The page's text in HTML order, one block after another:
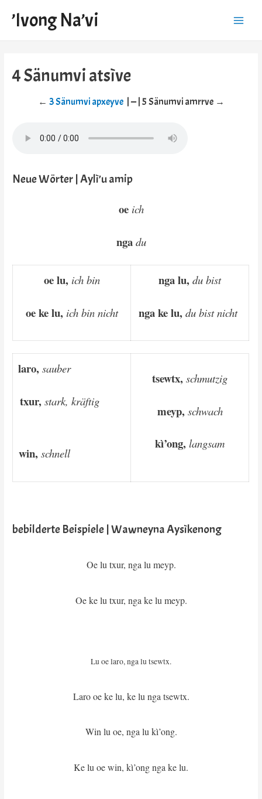
’Ivong Na’vi
4 Sänumvi atsìve
← 3 Sänumvi apxeyve| — | 5 Sänumvi amrrve →
Neue Wörter | Aylì’u amip
oe ich
nga du
oe lu, ich bin
oe ke lu, ich bin nicht
nga lu, du bist
nga ke lu, du bist nicht
laro, sauber
txur, stark, kräftig
win, schnell
tsewtx, schmutzig
meyp, schwach
kì’ong, langsam
bebilderte Beispiele | Wawneyna Aysìkenong
Oe lu txur, nga lu meyp.
Oe ke lu txur, nga ke lu meyp.
Lu oe laro, nga lu tsewtx.
Laro oe ke lu, ke lu nga tsewtx.
Win lu oe, nga lu kì’ong.
Ke lu oe win, kì’ong nga ke lu.